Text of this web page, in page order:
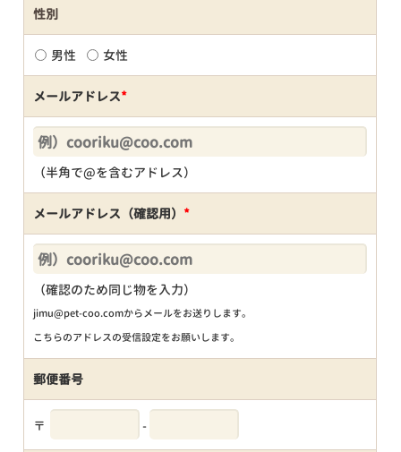
性別
男性 女性
メールアドレス*
（半角で@を含むアドレス）
メールアドレス（確認用） *
（確認のため同じ物を入力）
jimu@pet-coo.comからメールをお送りします。
こちらのアドレスの受信設定をお願いします。
郵便番号
〒 -